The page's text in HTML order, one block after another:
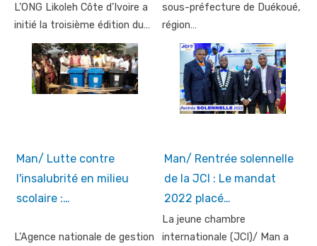
L’ONG Likoleh Côte d’Ivoire a
initié la troisième édition du…
sous-préfecture de Duékoué,
région…
Man/ Lutte contre
l'insalubrité en milieu
scolaire :…
L’Agence nationale de gestion
Man/ Rentrée solennelle
de la JCI : Le mandat
2022 placé…
La jeune chambre
internationale (JCI)/ Man a